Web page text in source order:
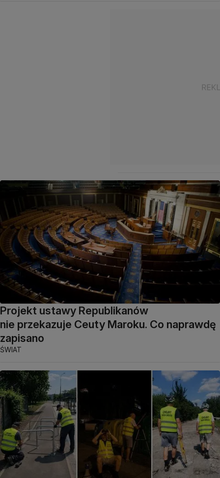
Projekt ustawy Republikanów
nie przekazuje Ceuty Maroku. Co naprawdę
zapisano
ŚWIAT